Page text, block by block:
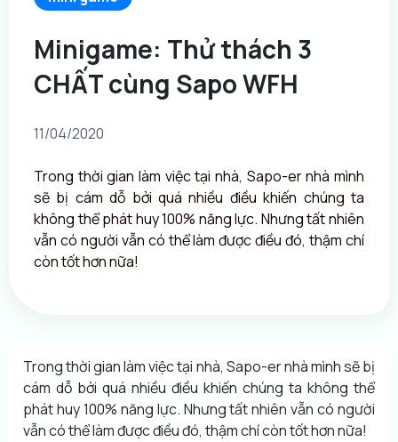
Minigame: Thử thách 3
CHẤT cùng Sapo WFH
11/04/2020
Trong thời gian làm việc tại nhà, Sapo-er nhà mình
sẽ bị cám dỗ bởi quá nhiều điều khiến chúng ta
không thể phát huy 100% năng lực. Nhưng tất nhiên
vẫn có người vẫn có thể làm được điều đó, thậm chí
còn tốt hơn nữa!
Trong thời gian làm việc tại nhà, Sapo-er nhà mình sẽ bị
cám dỗ bởi quá nhiều điều khiến chúng ta không thể
phát huy 100% năng lực. Nhưng tất nhiên vẫn có người
vẫn có thể làm được điều đó, thậm chí còn tốt hơn nữa!